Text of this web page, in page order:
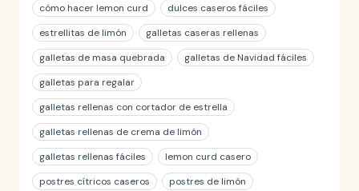
cómo hacer lemon curd
dulces caseros fáciles
estrellitas de limón
galletas caseras rellenas
galletas de masa quebrada
galletas de Navidad fáciles
galletas para regalar
galletas rellenas con cortador de estrella
galletas rellenas de crema de limón
galletas rellenas fáciles
lemon curd casero
postres cítricos caseros
postres de limón